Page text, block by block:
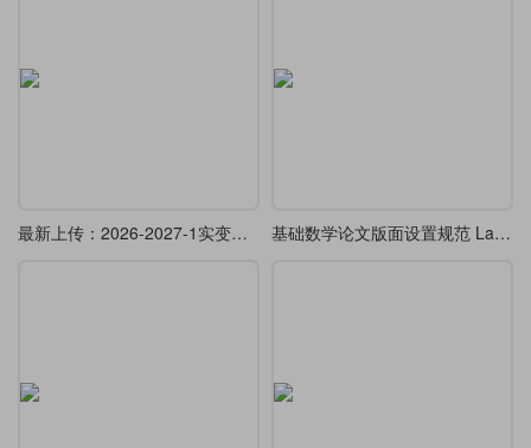
最新上传：2026-2027-1实变函数教案模板 基础数学论文版面设置规范 LaTeX 模板